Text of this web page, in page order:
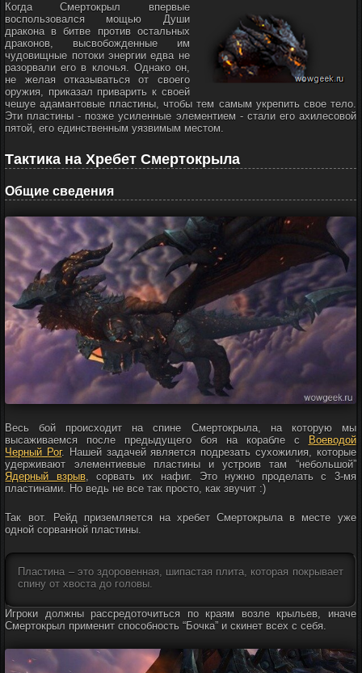
Когда Смертокрыл впервые
воспользовался мощью Души
дракона в битве против остальных
драконов, высвобожденные им
чудовищные потоки энергии едва не
разорвали его в клочья. Однако он,
не желая отказываться от своего
оружия, приказал приварить к своей
чешуе адамантовые пластины, чтобы тем самым укрепить свое тело.
Эти пластины - позже усиленные элементием - стали его ахилесовой
пятой, его единственным уязвимым местом.
Тактика на Хребет Смертокрыла
Общие сведения
Весь бой происходит на спине Смертокрыла, на которую мы
высаживаемся после предыдущего боя на корабле с Воеводой
Черный Рог. Нашей задачей является подрезать сухожилия, которые
удерживают элементиевые пластины и устроив там “небольшой”
Ядерный взрыв, сорвать их нафиг. Это нужно проделать с 3-мя
пластинами. Но ведь не все так просто, как звучит :)
Так вот. Рейд приземляется на хребет Смертокрыла в месте уже
одной сорванной пластины.
Пластина – это здоровенная, шипастая плита, которая покрывает
спину от хвоста до головы.
Игроки должны рассредоточиться по краям возле крыльев, иначе
Смертокрыл применит способность “Бочка” и скинет всех с себя.